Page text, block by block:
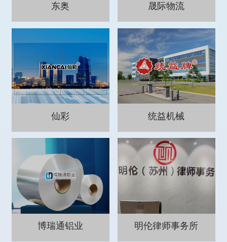
东奥 晟际物流
仙彩 统益机械
博瑞通铝业 明伦律师事务所